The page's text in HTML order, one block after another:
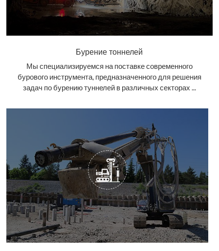
Бурение тоннелей
Мы специализируемся на поставке современного
бурового инструмента, предназначенного для решения
задач по бурению туннелей в различных секторах ...